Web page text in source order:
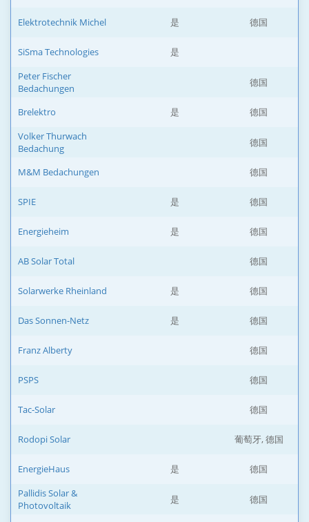
Elektrotechnik Michel 是 德国
SiSma Technologies
是
Peter Fischer
Bedachungen
德国
Brelektro 是
德国
Volker Thurwach
Bedachung
德国
M&M Bedachungen 德国
SPIE 是 德国
Energieheim 是 德国
AB Solar Total 德国
Solarwerke Rheinland 是 德国
Das Sonnen-Netz 是 德国
Franz Alberty 德国
PSPS 德国
Tac-Solar 德国
Rodopi Solar 葡萄牙, 德国
EnergieHaus 是
德国
Pallidis Solar &
Photovoltaik
是 德国